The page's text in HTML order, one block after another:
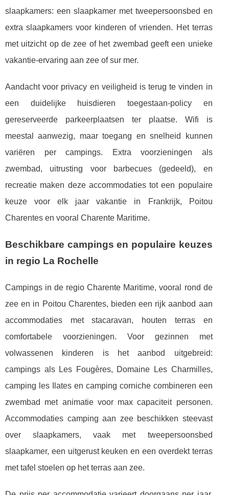
slaapkamers: een slaapkamer met tweepersoonsbed en
extra slaapkamers voor kinderen of vrienden. Het terras
met uitzicht op de zee of het zwembad geeft een unieke
vakantie-ervaring aan zee of sur mer.
Aandacht voor privacy en veiligheid is terug te vinden in
een duidelijke huisdieren toegestaan-policy en
gereserveerde parkeerplaatsen ter plaatse. Wifi is
meestal aanwezig, maar toegang en snelheid kunnen
variëren per campings. Extra voorzieningen als
zwembad, uitrusting voor barbecues (gedeeld), en
recreatie maken deze accommodaties tot een populaire
keuze voor elk jaar vakantie in Frankrijk, Poitou
Charentes en vooral Charente Maritime.
Beschikbare campings en populaire keuzes
in regio La Rochelle
Campings in de regio Charente Maritime, vooral rond de
zee en in Poitou Charentes, bieden een rijk aanbod aan
accommodaties met stacaravan, houten terras en
comfortabele voorzieningen. Voor gezinnen met
volwassenen kinderen is het aanbod uitgebreid:
campings als Les Fougères, Domaine Les Charmilles,
camping les Ilates en camping corniche combineren een
zwembad met animatie voor max capaciteit personen.
Accommodaties camping aan zee beschikken steevast
over slaapkamers, vaak met tweepersoonsbed
slaapkamer, een uitgerust keuken en een overdekt terras
met tafel stoelen op het terras aan zee.